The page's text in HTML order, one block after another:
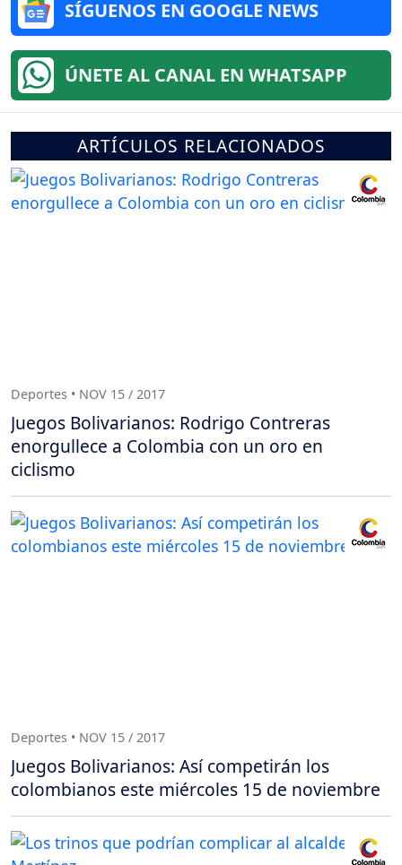
SÍGUENOS EN GOOGLE NEWS
ÚNETE AL CANAL EN WHATSAPP
ARTÍCULOS RELACIONADOS
Deportes • NOV 15 / 2017
Juegos Bolivarianos: Rodrigo Contreras
enorgullece a Colombia con un oro en
ciclismo
Deportes • NOV 15 / 2017
Juegos Bolivarianos: Así competirán los
colombianos este miércoles 15 de noviembre